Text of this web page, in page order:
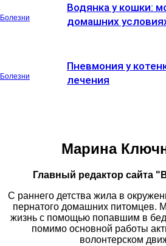
Болезни
Водянка у кошки:
домашних
Болезни
Пневмония у
лечения
Марина
Главный редактор сайта
С раннего детства жила в
пернатого домашних питомцев.
жизнь с помощью попавшим в
помимо основной работы
волонтерском